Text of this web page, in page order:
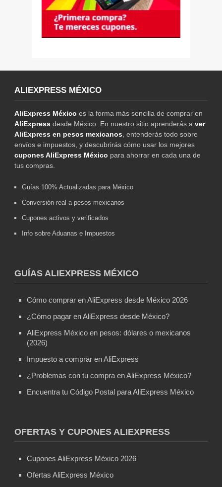
ALIEXPRESS MÉXICO
AliExpress México es la forma más sencilla de comprar en
AliExpress desde México. En nuestro sitio aprenderás a ver
AliExpress en pesos mexicanos, entenderás todo sobre
envíos e impuestos, y descubrirás cómo usar los mejores
cupones AliExpress México para ahorrar en cada una de
tus compras.
Guías 100% Actualizadas para México
Conversión real a pesos mexicanos
Cupones activos y verificados
Info sobre Aduanas e Impuestos
GUÍAS ALIEXPRESS MÉXICO
Cómo comprar en AliExpress desde México 2026
¿Cómo pagar en AliExpress desde México?
AliExpress México en pesos: dólares o mexicanos
(2026)
Impuesto a comprar en AliExpress
¿Problemas con tu compra en AliExpress México?
Encuentra tu Código Postal para AliExpress México
OFERTAS Y CUPONES ALIEXPRESS
Cupones AliExpress México 2026
Ofertas AliExpress México